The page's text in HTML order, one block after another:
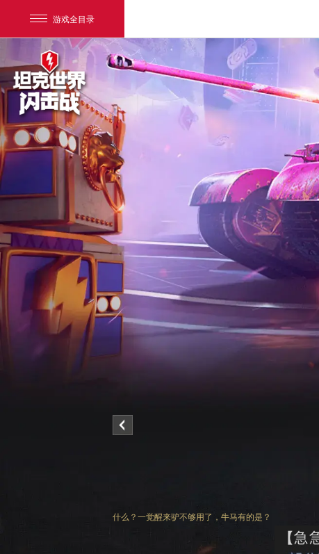
游戏全目录
游戏爱好者
我的足迹： 坦克世界闪击战
什么？一觉醒来驴不够用了，牛马有的是？